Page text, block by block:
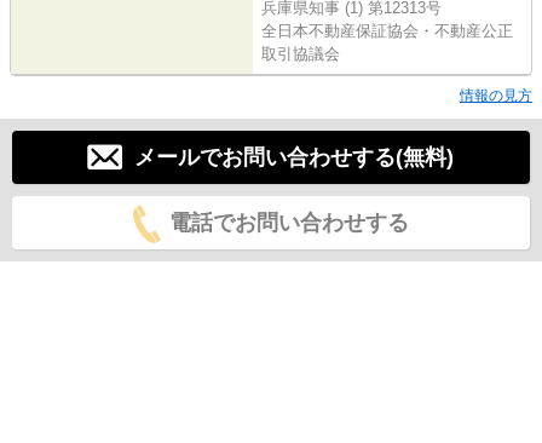
兵庫県知事 (1) 第12313号
全日本不動産保証協会・不動産公正
取引協議会
情報の見方
メールでお問い合わせする(無料)
電話でお問い合わせする